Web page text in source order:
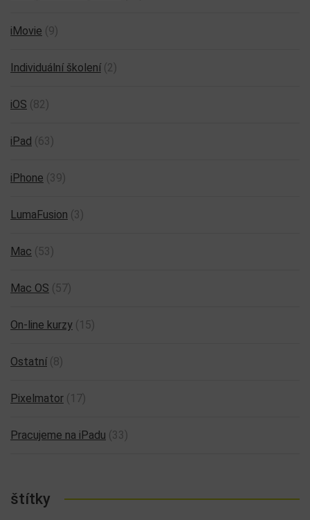
iMovie (9)
Individuální školení (2)
iOS (82)
iPad (63)
iPhone (39)
LumaFusion (3)
Mac (53)
Mac OS (57)
On-line kurzy (15)
Ostatní (8)
Pixelmator (17)
Pracujeme na iPadu (33)
štítky